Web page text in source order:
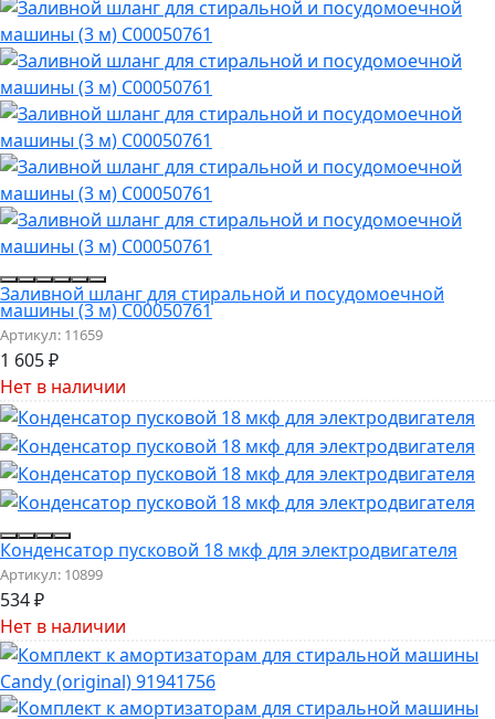
Заливной шланг для стиральной и посудомоечной
машины (3 м) C00050761
Артикул: 11659
1 605₽
Нет в наличии
Конденсатор пусковой 18 мкф для электродвигателя
Артикул: 10899
534₽
Нет в наличии